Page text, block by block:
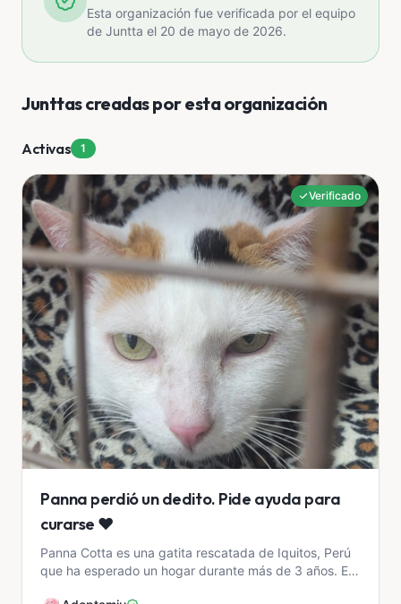
Esta organización fue verificada por el equipo
de Juntta el 20 de mayo de 2026.
Junttas creadas por esta organización
Activas 1
Verificado
Panna perdió un dedito. Pide ayuda para
curarse ❤️
Panna Cotta es una gatita rescatada de Iquitos, Perú
que ha esperado un hogar durante más de 3 años. Es